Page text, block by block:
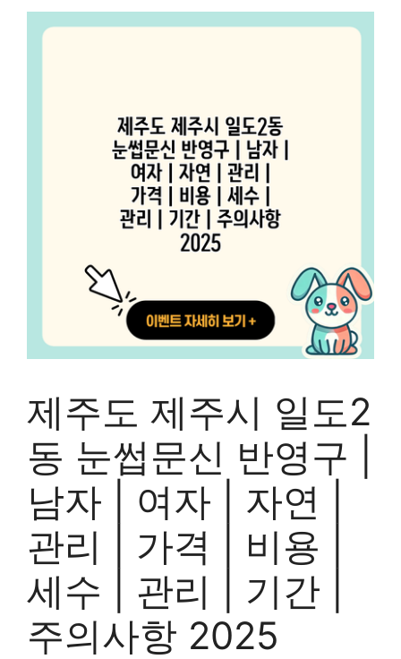
제주도 제주시 일도2
동 눈썹문신 반영구 |
남자 | 여자 | 자연 |
관리 | 가격 | 비용 |
세수 | 관리 | 기간 |
주의사항 2025